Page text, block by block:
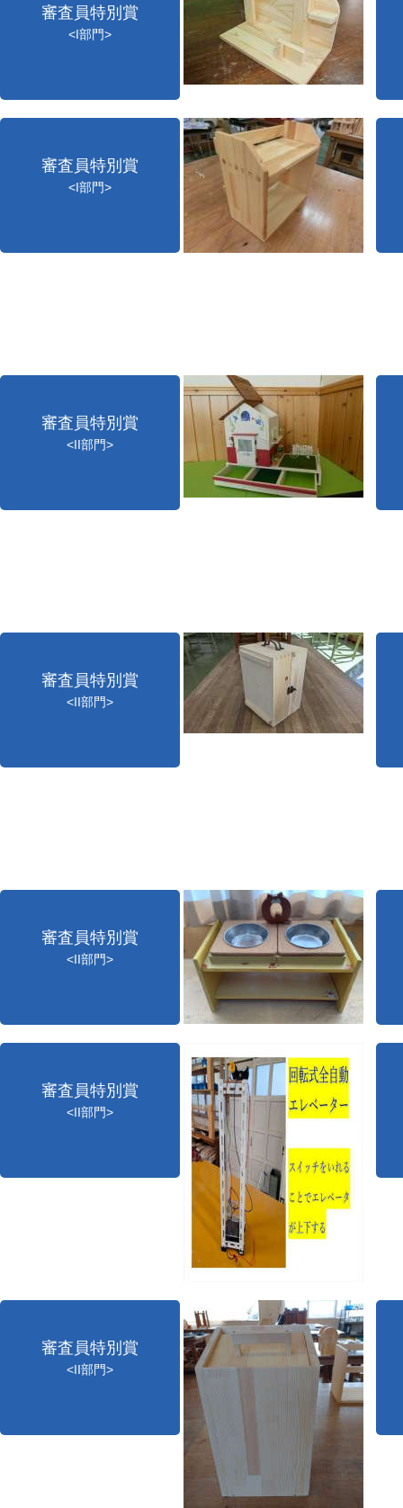
審査員特別賞
<I部門>
審査員特別賞
<I部門>
審査員特別賞
<II部門>
審査員特別賞
<II部門>
審査員特別賞
<II部門>
審査員特別賞
<II部門>
審査員特別賞
<II部門>